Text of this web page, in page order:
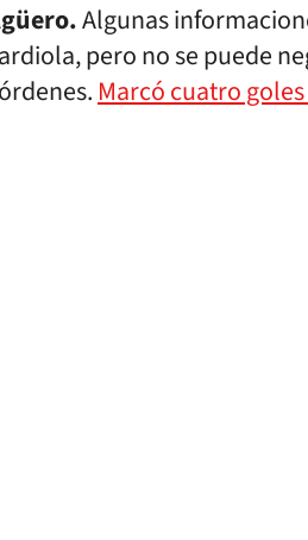
Algunas
pero no se puede
Marcó cuatro